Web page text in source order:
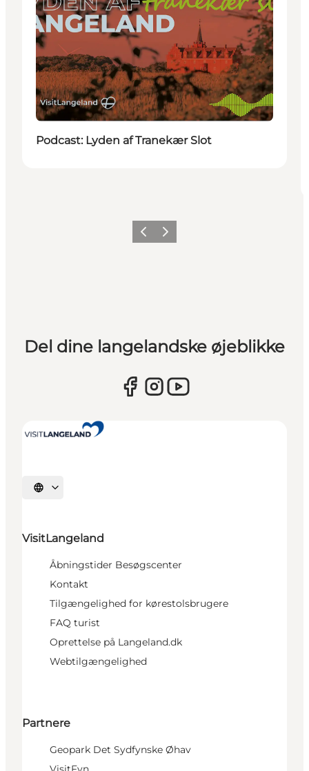
Podcast: Lyden af Tranekær Slot
ForrigeNæste
Del dine langelandske øjeblikke
Vælg sprog
VisitLangeland
Åbningstider Besøgscenter
Kontakt
Tilgængelighed for kørestolsbrugere
FAQ turist
Oprettelse på Langeland.dk
Webtilgængelighed
Partnere
Geopark Det Sydfynske Øhav